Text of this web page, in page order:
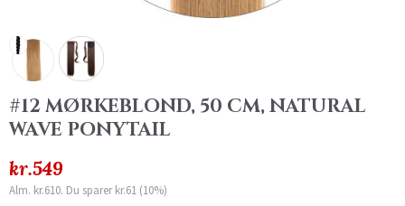
#12 MØRKEBLOND, 50 CM, NATURAL
WAVE PONYTAIL
kr.549
Alm. kr.610. Du sparer kr.61 (10%)